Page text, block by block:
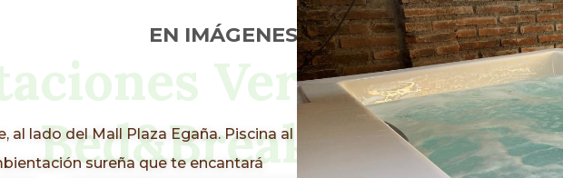
lado del Mall Plaza Egaña. Piscina al
sureña que te encantará
EN IMÁGENES
Verde Madera
Bed&Breakfast